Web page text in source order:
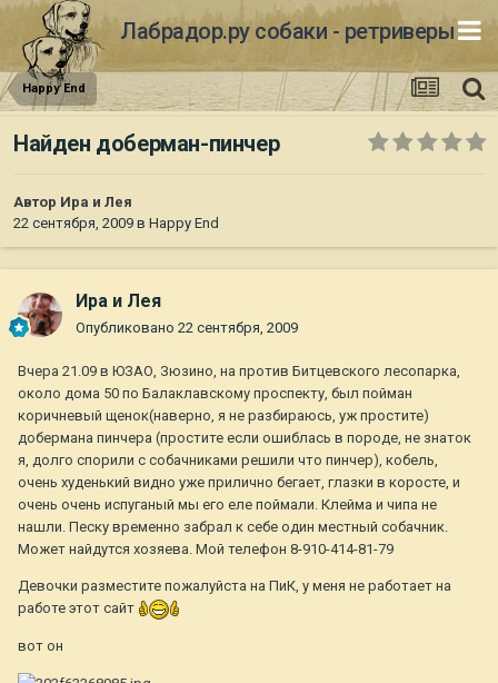
Лабрадор.ру собаки - ретриверы
Happy End
Найден доберман-пинчер
Автор Ира и Лея
22 сентября, 2009 в Happy End
Ира и Лея
Опубликовано 22 сентября, 2009
Вчера 21.09 в ЮЗАО, Зюзино, на против Битцевского лесопарка,
около дома 50 по Балаклавскому проспекту, был пойман
коричневый щенок(наверно, я не разбираюсь, уж простите)
добермана пинчера (простите если ошиблась в породе, не знаток
я, долго спорили с собачниками решили что пинчер), кобель,
очень худенький видно уже прилично бегает, глазки в коросте, и
очень очень испуганый мы его еле поймали. Клейма и чипа не
нашли. Песку временно забрал к себе один местный собачник.
Может найдутся хозяева. Мой телефон 8-910-414-81-79
Девочки разместите пожалуйста на ПиК, у меня не работает на
работе этот сайт
вот он